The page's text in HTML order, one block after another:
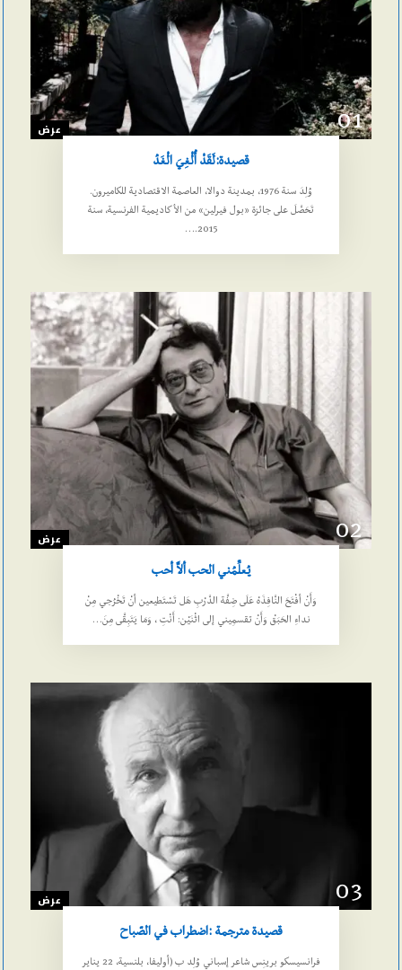
01 عرض
قصيدة:لَقَدْ أُلْغِيَ الْغَدُ
وُلِدَ سنة 1976، بمدينة دوالا، العاصمة الاقتصادية للكاميرون.
تَحَصَّلَ على جائزة «بول فيرلين» من الأكاديمية الفرنسية، سنة
2015.…
02 عرض
يُعلِّمُني الحب ألاَّ أحب
وَأَنْ أفْتَحَ النَّافِذَهْ عَلَى ضِفَّة الدَّرْبِ هَل تَسْتَطيعين أنْ تَخْرُجي مِنْ
نداءِ الحَبَقْ وَأَنْ تقسمِيني إلى اثْنَيْن: أَنْتِ ، وَمَا يَتَبِقَّى مِنَ…
03 عرض
قصيدة مترجمة :اضطراب في الصّباح
فرانسيسكو برينِس شاعر إسباني وُلِد ب (أوليفا، بلنسية، 22 يناير